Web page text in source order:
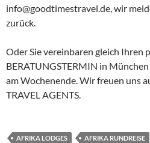
info@goodtimestravel.de, wir
zurück.
Oder Sie vereinbaren gleich Ihren
BERATUNGSTERMIN in
am Wochenende. Wir freuen uns
TRAVEL AGENTS.
AFRIKA LODGES AFRIKA RUNDREISE